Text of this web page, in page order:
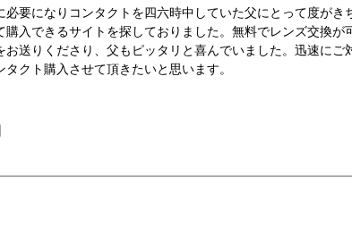
要になりコンタクトを四六時中していた父にとって度がき
入できるサイトを探しておりました。無料でレンズ交換が
お送りくださり、父もピッタリと喜んでいました。迅速にご
クト購入させて頂きたいと思います。